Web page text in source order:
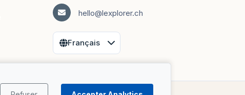
hello@lexplorer.ch